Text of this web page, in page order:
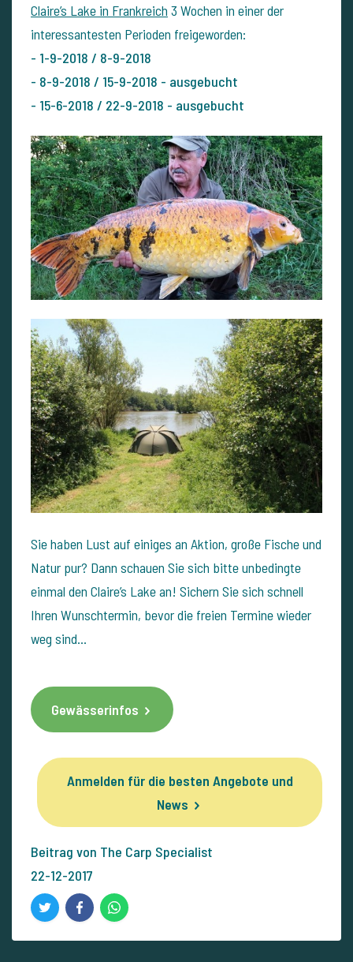
Claire’s Lake in Frankreich 3 Wochen in einer der
interessantesten Perioden freigeworden:
- 1-9-2018 / 8-9-2018
- 8-9-2018 / 15-9-2018 - ausgebucht
- 15-6-2018 / 22-9-2018 - ausgebucht
Sie haben Lust auf einiges an Aktion, große Fische und
Natur pur? Dann schauen Sie sich bitte unbedingte
einmal den Claire’s Lake an! Sichern Sie sich schnell
Ihren Wunschtermin, bevor die freien Termine wieder
weg sind…
Gewässerinfos
Anmelden für die besten Angebote und
News
Beitrag von The Carp Specialist
22-12-2017